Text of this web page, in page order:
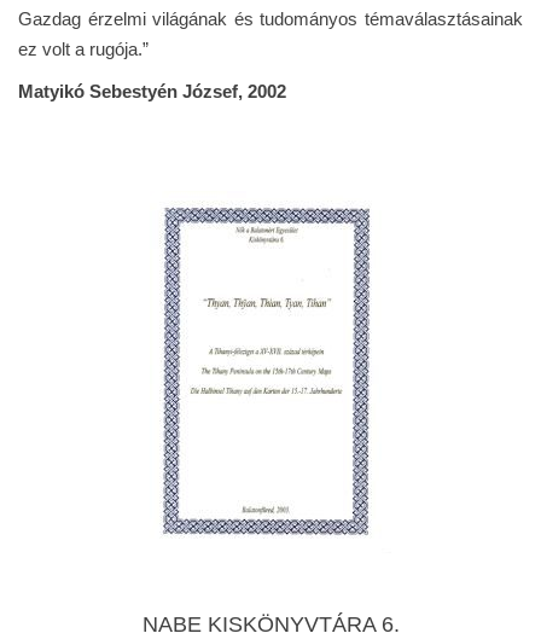
Gazdag érzelmi világának és tudományos témaválasztásainak
ez volt a rugója.”
Matyikó Sebestyén József, 2002
NABE KISKÖNYVTÁRA 6.